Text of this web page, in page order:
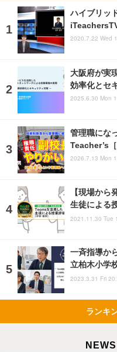
ハイブリッ
2020.7.22 Wed
大阪府が実
効率化とセ
2025.6.30 Mon
管理職にな
Teacher’s
2026.7.13 Mon
【現場か
生徒による
2021.11.30 Tue
一斉指導か
立柏木小学
2023.3.31 Fri
ランキ